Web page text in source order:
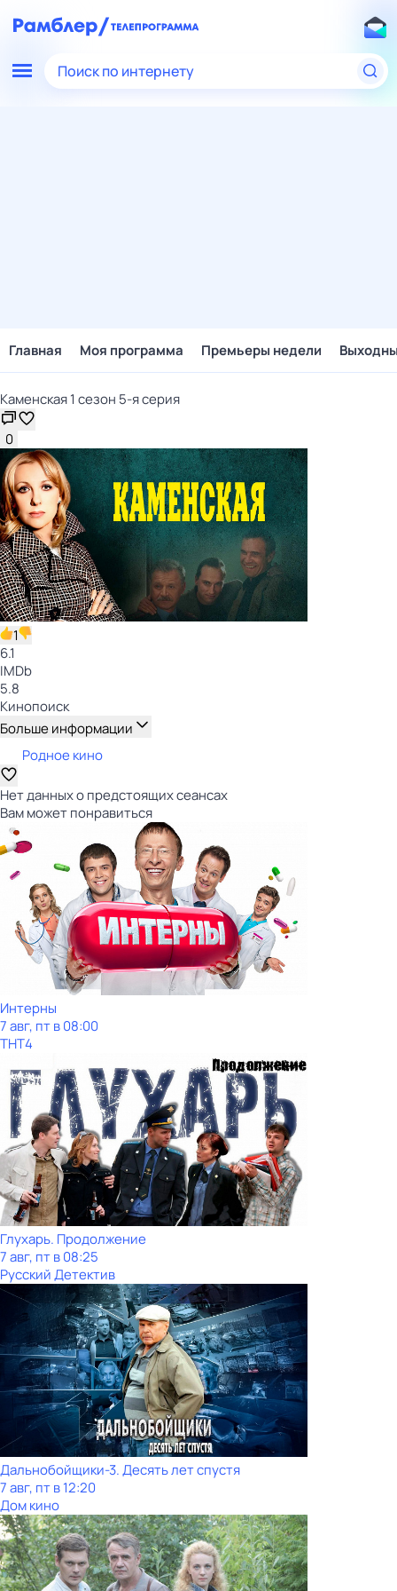
Поиск по интернету
Главная Моя программа Премьеры недели
Каменская 1 сезон 5-я серия
0
1
6.1
IMDb
5.8
Кинопоиск
Больше информации
Родное кино
Нет данных о предстоящих сеансах
Вам может понравиться
Интерны
7 авг, пт в 08:00
ТНТ4
Глухарь. Продолжение
7 авг, пт в 08:25
Русский Детектив
Дальнобойщики-3. Десять лет спустя
7 авг, пт в 12:20
Дом кино